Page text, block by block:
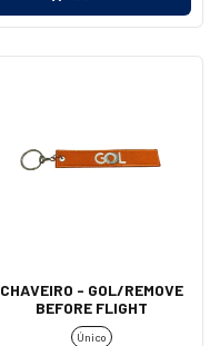
CHAVEIRO - GOL/REMOVE
BEFORE FLIGHT
Único